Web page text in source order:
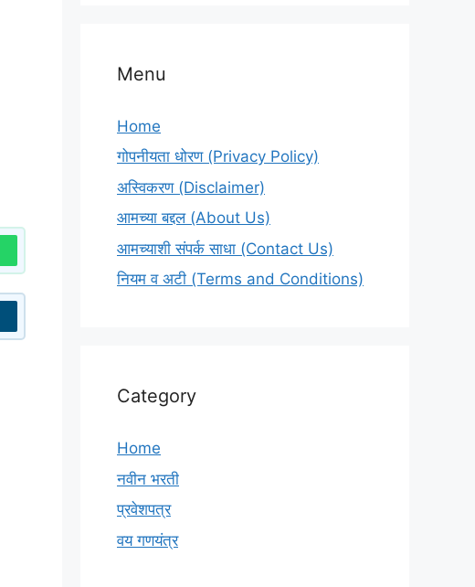
Menu
Home
गोपनीयता धोरण (Privacy Policy)
अस्विकरण (Disclaimer)
आमच्या बद्दल (About Us)
आमच्याशी संपर्क साधा (Contact Us)
नियम व अटी (Terms and Conditions)
Category
Home
नवीन भरती
प्रवेशपत्र
वय गणयंत्र